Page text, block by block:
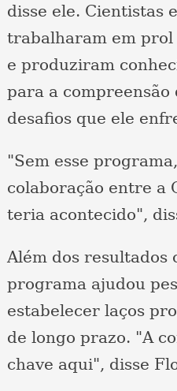
disse ele. Cientistas
trabalharam em prol
e produziram
para a compreensão
desafios que ele
"Sem esse
colaboração entre a
teria acontecido",
Além dos resultados
programa ajudou
estabelecer laços
de longo prazo. "A
chave aqui", disse